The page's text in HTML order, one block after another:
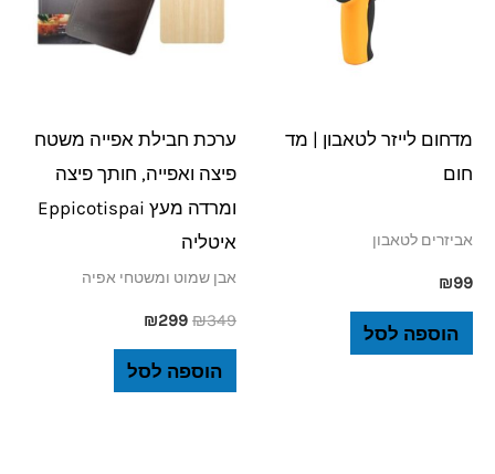
מדחום לייזר לטאבון | מד
חום
אביזרים לטאבון
₪99
הוספה לסל
ערכת חבילת אפייה משטח
פיצה ואפייה, חותך פיצה
ומרדה מעץ Eppicotispai
איטליה
אבן שמוט ומשטחי אפיה
₪349
₪299
הוספה לסל